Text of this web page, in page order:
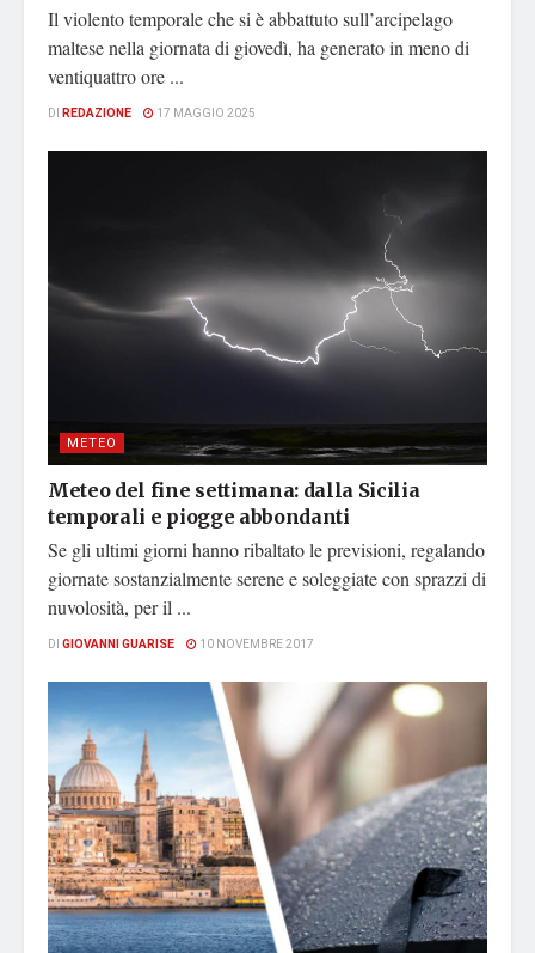
Il violento temporale che si è abbattuto sull’arcipelago
maltese nella giornata di giovedì, ha generato in meno di
ventiquattro ore ...
DI REDAZIONE 17 MAGGIO 2025
METEO
Meteo del fine settimana: dalla Sicilia
temporali e piogge abbondanti
Se gli ultimi giorni hanno ribaltato le previsioni, regalando
giornate sostanzialmente serene e soleggiate con sprazzi di
nuvolosità, per il ...
DI GIOVANNI GUARISE 10 NOVEMBRE 2017